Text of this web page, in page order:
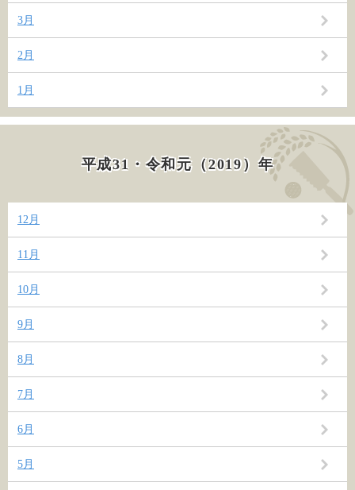
3月
2月
1月
平成31・令和元（2019）年
12月
11月
10月
9月
8月
7月
6月
5月